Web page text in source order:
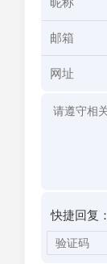
快捷回复：